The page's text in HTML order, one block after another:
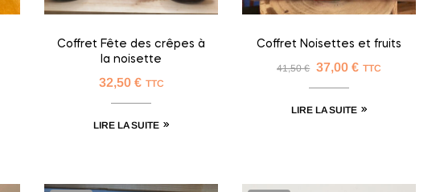
Coffret Fête des crêpes à
la noisette
32,50 € TTC
LIRE LA SUITE
Coffret Noisettes et fruits
41,50€ 37,00 € TTC
LIRE LA SUITE